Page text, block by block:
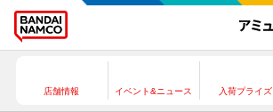
店舗情報 イベント&ニュース 入荷プライズ